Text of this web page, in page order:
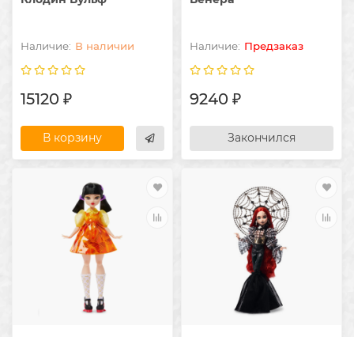
В наличии
15120 ₽
В корзину
Предзаказ
9240 ₽
Закончился